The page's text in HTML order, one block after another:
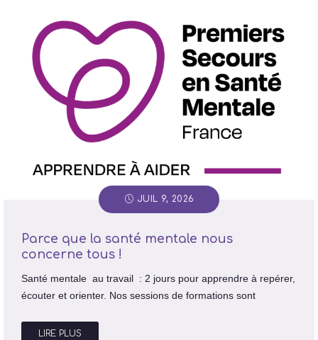
JUIL 9, 2026
Parce que la santé mentale nous
concerne tous !
Santé mentale au travail : 2 jours pour apprendre à repérer,
écouter et orienter. Nos sessions de formations sont
LIRE PLUS